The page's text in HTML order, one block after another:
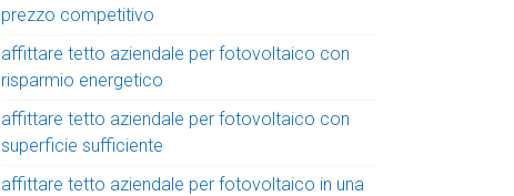
prezzo competitivo
affittare tetto aziendale per fotovoltaico con
risparmio energetico
affittare tetto aziendale per fotovoltaico con
superficie sufficiente
affittare tetto aziendale per fotovoltaico in una